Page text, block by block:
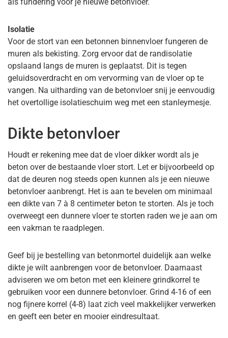
Isolatie
Voor de stort van een betonnen binnenvloer fungeren de
muren als bekisting. Zorg ervoor dat de randisolatie
opslaand langs de muren is geplaatst. Dit is tegen
geluidsoverdracht en om vervorming van de vloer op te
vangen. Na uitharding van de betonvloer snij je eenvoudig
het overtollige isolatieschuim weg met een stanleymesje.
Dikte betonvloer
Houdt er rekening mee dat de vloer dikker wordt als je
beton over de bestaande vloer stort. Let er bijvoorbeeld op
dat de deuren nog steeds open kunnen als je een nieuwe
betonvloer aanbrengt. Het is aan te bevelen om minimaal
een dikte van 7 à 8 centimeter beton te storten. Als je toch
overweegt een dunnere vloer te storten raden we je aan om
een vakman te raadplegen.
Geef bij je bestelling van betonmortel duidelijk aan welke
dikte je wilt aanbrengen voor de betonvloer. Daarnaast
adviseren we om beton met een kleinere grindkorrel te
gebruiken voor een dunnere betonvloer. Grind 4-16 of een
nog fijnere korrel (4-8) laat zich veel makkelijker verwerken
en geeft een beter en mooier eindresultaat.